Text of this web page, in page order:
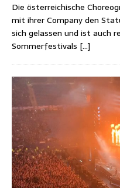
Die österreichische
mit ihrer Company den
sich gelassen und ist auch
Sommerfestivals […]